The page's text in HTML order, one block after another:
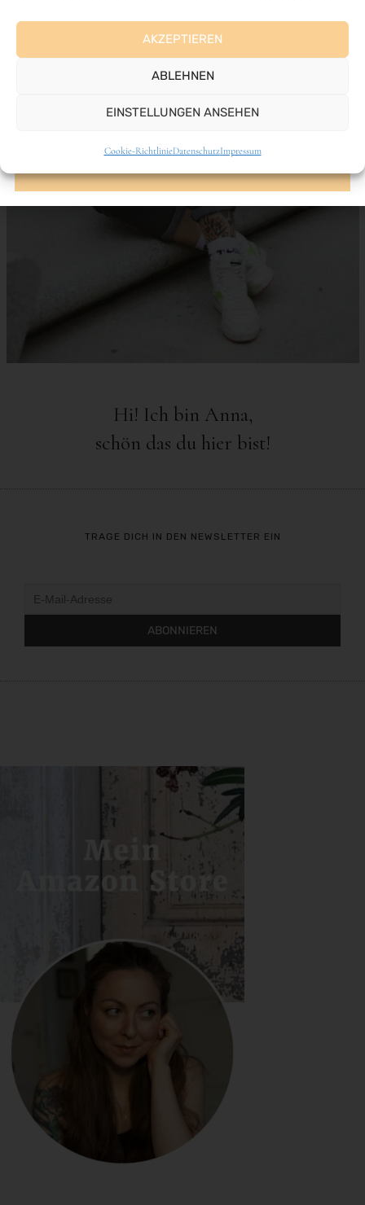
AKZEPTIEREN
ABLEHNEN
EINSTELLUNGEN ANSEHEN
Cookie-RichtlinieDatenschutzImpressum
Hi! Ich bin Anna,
schön das du hier bist!
TRAGE DICH IN DEN NEWSLETTER EIN